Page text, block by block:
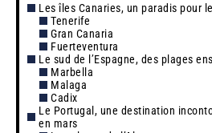
Les îles Canaries, un paradis pour
Tenerife
Gran Canaria
Fuerteventura
Le sud de l’Espagne, des plages
Marbella
Malaga
Cadix
Le Portugal, une destination
en mars